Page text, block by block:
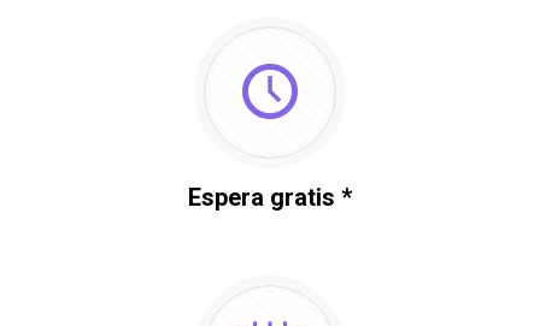
Espera gratis *